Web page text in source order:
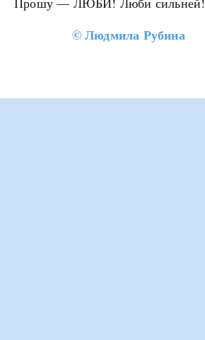
©Людмила Рубина